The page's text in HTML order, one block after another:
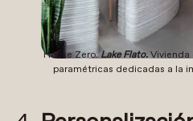
House Zero.Lake Flato.Vivienda
paramétricas dedicadas a la